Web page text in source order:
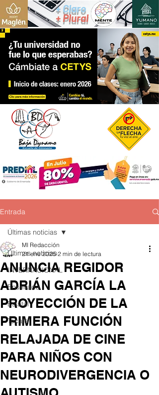
+ Claro
+ Plural
Entrada
Últimas noticias
INTERNACIONAL
Ensenada
Estatal
Tecate
Últimas noticias
ANUNCIA REGIDOR
ADRIÁN GARCÍA LA
PROYECCIÓN DE LA
PRIMERA FUNCIÓN
RELAJADA DE CINE
PARA NIÑOS CON
NEURODIVERGENCIA O
MI Redacción
21 ene 2025 2 min de lectura